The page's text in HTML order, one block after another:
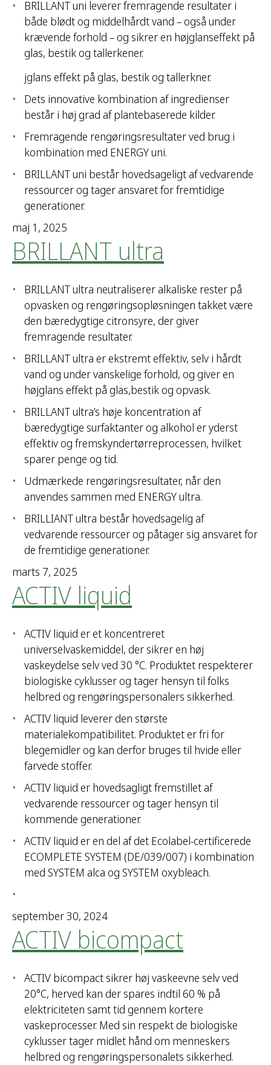
BRILLANT uni leverer fremragende resultater i
både blødt og middelhårdt vand – også under
krævende forhold – og sikrer en højglanseffekt på
glas, bestik og tallerkener.
jglans effekt på glas, bestik og tallerkner.
Dets innovative kombination af ingredienser
består i høj grad af plantebaserede kilder.
Fremragende rengøringsresultater ved brug i
kombination med ENERGY uni.
BRILLANT uni består hovedsageligt af vedvarende
ressourcer og tager ansvaret for fremtidige
generationer.
maj 1, 2025
BRILLANT ultra
BRILLANT ultra neutraliserer alkaliske rester på
opvasken og rengøringsopløsningen takket være
den bæredygtige citronsyre, der giver
fremragende resultater.
BRILLANT ultra er ekstremt effektiv, selv i hårdt
vand og under vanskelige forhold, og giver en
højglans effekt på glas,bestik og opvask.
BRILLANT ultra’s høje koncentration af
bæredygtige surfaktanter og alkohol er yderst
effektiv og fremskyndertørreprocessen, hvilket
sparer penge og tid.
Udmærkede rengøringsresultater, når den
anvendes sammen med ENERGY ultra.
BRILLIANT ultra består hovedsagelig af
vedvarende ressourcer og påtager sig ansvaret for
de fremtidige generationer.
marts 7, 2025
ACTIV liquid
ACTIV liquid er et koncentreret
universelvaskemiddel, der sikrer en høj
vaskeydelse selv ved 30 °C. Produktet respekterer
biologiske cyklusser og tager hensyn til folks
helbred og rengøringspersonalers sikkerhed.
ACTIV liquid leverer den største
materialekompatibilitet. Produktet er fri for
blegemidler og kan derfor bruges til hvide eller
farvede stoffer.
ACTIV liquid er hovedsagligt fremstillet af
vedvarende ressourcer og tager hensyn til
kommende generationer.
ACTIV liquid er en del af det Ecolabel-certificerede
ECOMPLETE SYSTEM (DE/039/007) i kombination
med SYSTEM alca og SYSTEM oxybleach.
september 30, 2024
ACTIV bicompact
ACTIV bicompact sikrer høj vaskeevne selv ved
20°C, herved kan der spares indtil 60 % på
elektriciteten samt tid gennem kortere
vaskeprocesser. Med sin respekt de biologiske
cyklusser tager midlet hånd om menneskers
helbred og rengøringspersonalets sikkerhed.